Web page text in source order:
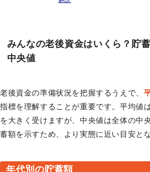
みんなの老後資金はいくら？貯
中央値
老後資金の準備状況を把握するうえで、
指標を理解することが重要です。平均値
を大きく受けますが、中央値は全体の中
蓄額を示すため、より実態に近い目安と
年代別の貯蓄額